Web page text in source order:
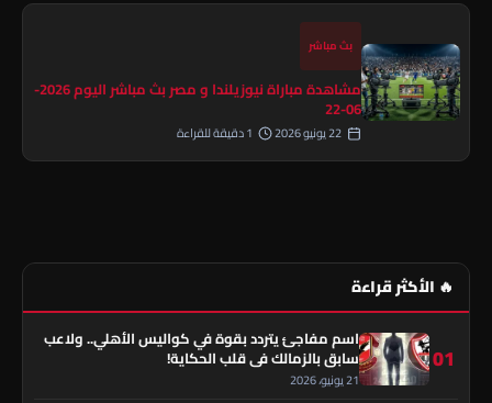
بث مباشر
مشاهدة مباراة نيوزيلندا و مصر بث مباشر اليوم 2026-
06-22
🔥 الأكثر قراءة
01
اسم مفاجئ يتردد بقوة في كواليس الأهلي.. ولاعب
سابق بالزمالك في قلب الحكاية!
21 يونيو، 2026